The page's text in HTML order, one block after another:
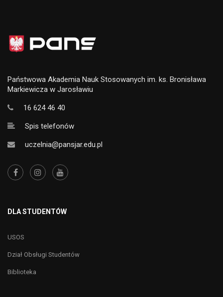
Państwowa Akademia Nauk Stosowanych im. ks. Bronisława
Markiewicza w Jarosławiu
16 624 46 40
Spis telefonów
uczelnia@pansjar.edu.pl
DLA STUDENTÓW
USOS
Dział Obsługi Studentów
Biblioteka